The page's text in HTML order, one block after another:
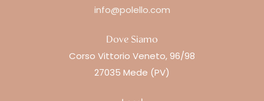
info@polello.com
Dove Siamo
Corso Vittorio Veneto, 96/98
27035 Mede (PV)